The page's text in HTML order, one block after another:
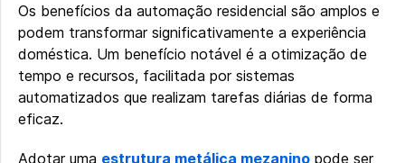
Os benefícios da automação residencial são amplos e
podem transformar significativamente a experiência
doméstica. Um benefício notável é a otimização de
tempo e recursos, facilitada por sistemas
automatizados que realizam tarefas diárias de forma
eficaz.
Adotar uma estrutura metálica mezanino pode ser